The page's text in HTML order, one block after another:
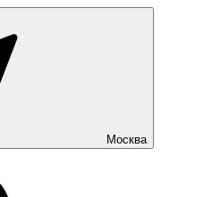
Москва